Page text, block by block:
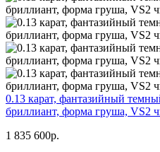
0.13 карат, фантазийный
бриллиант, форма груша, VS2
1 835 600р.